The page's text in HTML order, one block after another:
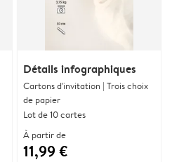
Détails infographiques
Cartons d'invitation | Trois choix
de papier
Lot de 10 cartes
À partir de
11,99 €